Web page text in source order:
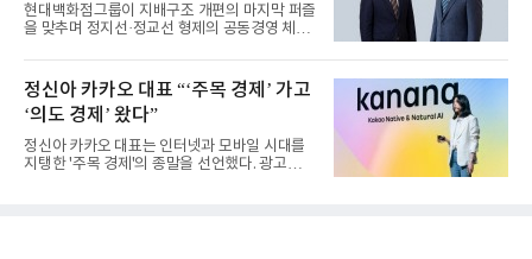
현대백화점그룹이 지배구조 개편의 마지막 퍼즐
을 맞추며 정지선·정교선 형제의 공동경영 체제
정신아 카카오 대표 “‘주목 경제’ 가고
‘의도 경제’ 왔다”
정신아 카카오 대표는 인터넷과 모바일 시대를
지탱한 '주목 경제'의 종말을 선언했다. 광고를